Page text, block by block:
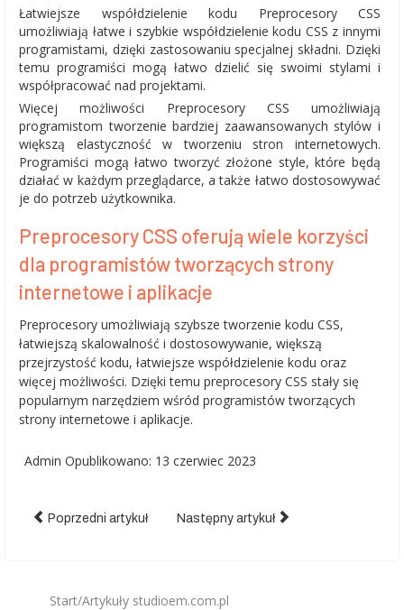
Łatwiejsze współdzielenie kodu Preprocesory CSS
umożliwiają łatwe i szybkie współdzielenie kodu CSS z innymi
programistami, dzięki zastosowaniu specjalnej składni. Dzięki
temu programiści mogą łatwo dzielić się swoimi stylami i
współpracować nad projektami.
Więcej możliwości Preprocesory CSS umożliwiają
programistom tworzenie bardziej zaawansowanych stylów i
większą elastyczność w tworzeniu stron internetowych.
Programiści mogą łatwo tworzyć złożone style, które będą
działać w każdym przeglądarce, a także łatwo dostosowywać
je do potrzeb użytkownika.
Preprocesory CSS oferują wiele korzyści
dla programistów tworzących strony
internetowe i aplikacje
Preprocesory umożliwiają szybsze tworzenie kodu CSS,
łatwiejszą skalowalność i dostosowywanie, większą
przejrzystość kodu, łatwiejsze współdzielenie kodu oraz
więcej możliwości. Dzięki temu preprocesory CSS stały się
popularnym narzędziem wśród programistów tworzących
strony internetowe i aplikacje.
Admin Opublikowano: 13 czerwiec 2023
Poprzedni artykuł Następny artykuł
Start Artykuły studioem.com.pl